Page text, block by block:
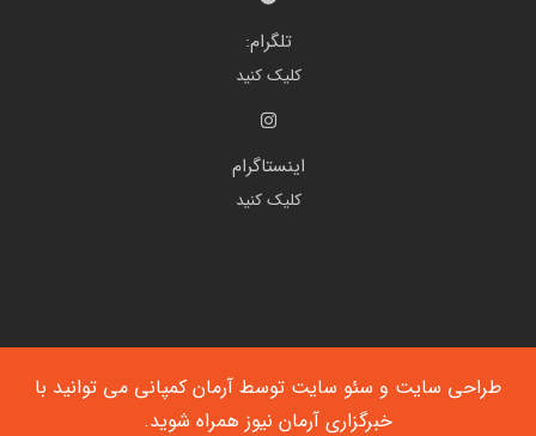
تلگرام:
کلیک کنید
اینستاگرام
کلیک کنید
طراحی سایت و سئو سایت توسط آرمان کمپانی می توانید با
خبرگزاری آرمان نیوز همراه شوید.